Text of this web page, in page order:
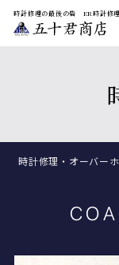
時計修理の最後の砦 ER時計修
時計修理・オーバー